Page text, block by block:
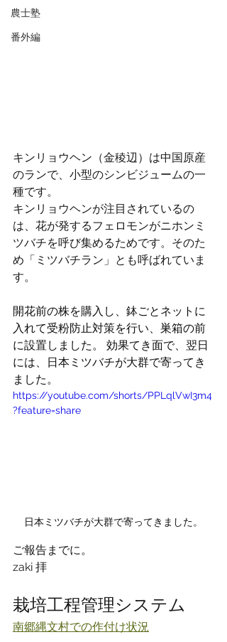
農士塾
番外編
キンリョウヘン（金稜辺）は中国原産
のランで、小型のシンビジュームの一
種です。
キンリョウヘンが注目されているの
は、花が発するフェロモンがニホンミ
ツバチを呼び集めるためです。そのた
め「ミツバチラン」とも呼ばれていま
す。
開花前の株を購入し、鉢ごとネットに
入れて受粉防止対策を行い、巣箱の前
に設置しました。 効果てき面で、翌日
には、日本ミツバチが大群で寄ってき
ました。
https://youtube.com/shorts/PPLqlVwI3m4
?feature=share
日本ミツバチが大群で寄ってきました。
ご報告までに。
zaki 拝
栽培工程管理システム
南郷縄文村での作付け状況